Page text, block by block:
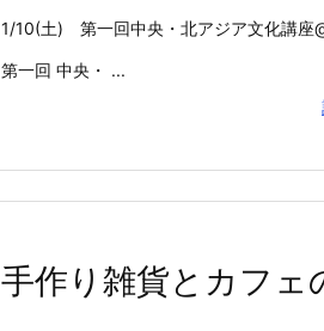
1/10(土) 第一回中央・北アジア文化講座
第一回 中央・ ...
手作り雑貨とカフェ